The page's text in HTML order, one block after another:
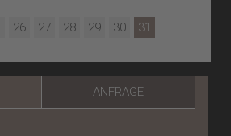
26 27 28 29 30 31
ANFRAGE